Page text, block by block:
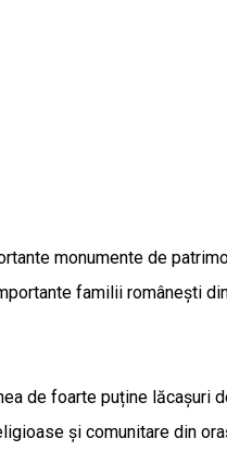
monumente de
familii românești
de foarte puține lăcașuri
și comunitare din